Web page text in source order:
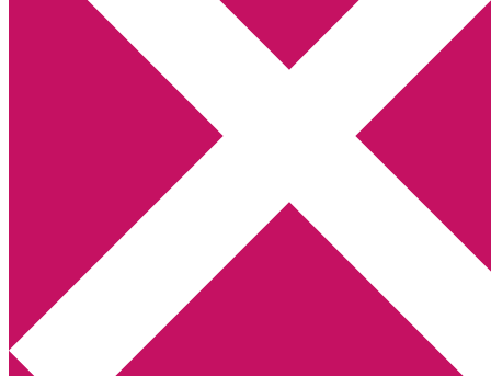
Författarfemman
Kontakt
Webbshop Amazon
Utskriftscentralen
Min tv-blogg
You are here:Home Archives for Bokblossjerka
Bokbloggsjerka 5 – 7 mars
2016-03-04 Annika